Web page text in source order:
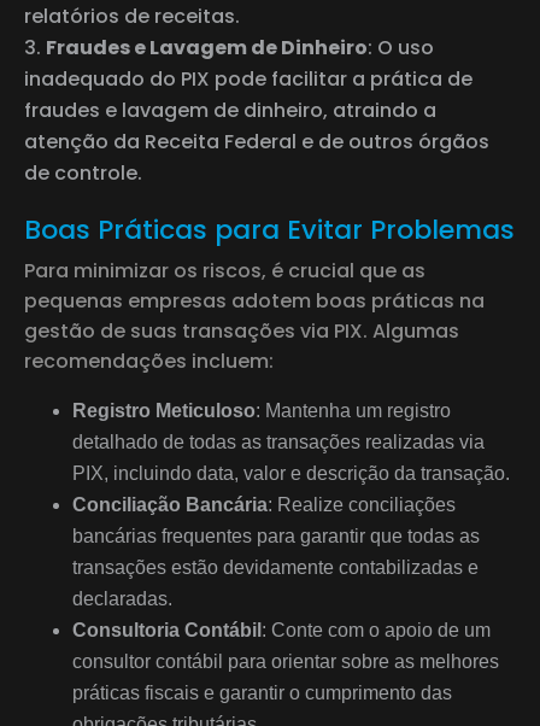
relatórios de receitas.
Fraudes e Lavagem de Dinheiro: O uso
inadequado do PIX pode facilitar a prática de
fraudes e lavagem de dinheiro, atraindo a
atenção da Receita Federal e de outros órgãos
de controle.
Boas Práticas para Evitar Problemas
Para minimizar os riscos, é crucial que as
pequenas empresas adotem boas práticas na
gestão de suas transações via PIX. Algumas
recomendações incluem:
Registro Meticuloso: Mantenha um registro
detalhado de todas as transações realizadas via
PIX, incluindo data, valor e descrição da transação.
Conciliação Bancária: Realize conciliações
bancárias frequentes para garantir que todas as
transações estão devidamente contabilizadas e
declaradas.
Consultoria Contábil : Conte com o apoio de um
consultor contábil para orientar sobre as melhores
práticas fiscais e garantir o cumprimento das